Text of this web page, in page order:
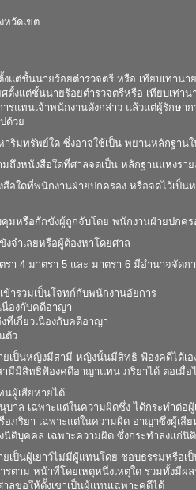
หวัดเขต
แต่ชั้นนายร้อยตำรวจตรี หรือ เทียบเท่านา
ตั้งแต่ชั้นนายร้อยตำรวจตรีหรือ เทียบเท่าน
รแทนเจ้าพนักงานดังกล่าว แล้วแต่ผู้รักษา
ด้วย
าริมทรัพย์ใด ซึ่งอาจใช้เป็น พยานหลักฐา
ถึงหนังสือใดที่ศาลจดเป็น หลักฐานแห่งรา
อใดที่พนักงานฝ่ายปกครอง หรือจดไว้เป็
มหรือกักขังผู้ถูกจับโดย พนักงานฝ่ายปกคร
จำเลยหรือผู้ต้องหาโดยศาล
รา 4 มาตรา 5 และ มาตรา 6 มีอำนาจจั
ารวมเป็นโจทก์กับพนักงานอัยการ
นื่องกับคดีอาญา
เกี่ยวเนื่องกับคดีอาญา
ตัว
ยเป็นหญิงมีสามี หญิงนั้นมีสิทธิ ฟ้องคดีได้เ
ามีมีสิทธิฟ้องคดีอาญาแทน ภริยาได้ ต่อเมื่
นผู้เสียหายได้
าล เฉพาะแต่ในความผิดซึ่ง ได้กระทำต่อ
ภริยา เฉพาะแต่ในความผิด อาญาซึ่งผู้เสี
นิติบุคคล เฉพาะความผิด ซึ่งกระทำลงแก่นิ
ยเป็นผู้เยาว์ไม่มีผู้แทนโดย ชอบธรรมหรื
รตาม หน้าที่โดยเหตุหนึ่งเหตุใด รวมทั้งมี
ลขอให้ตั้งเขาเป็นผู้แทนเฉพาะคดีได้